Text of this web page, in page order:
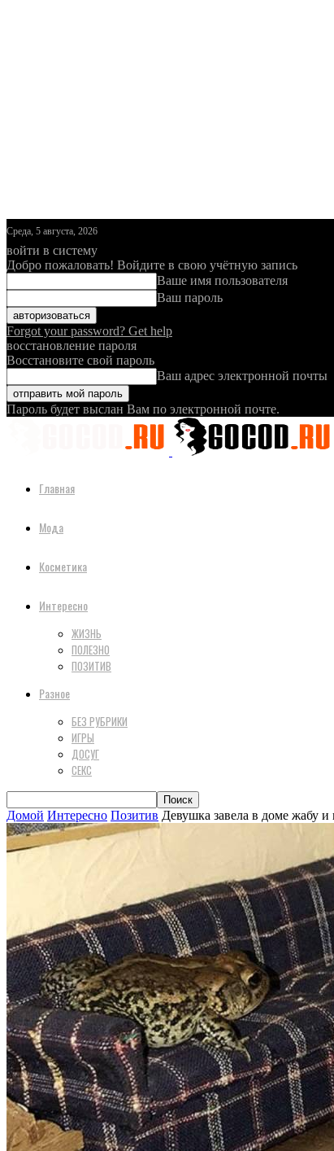
Среда, 5 августа, 2026
войти в систему
Добро пожаловать! Войдите в свою учётную запись
Ваше имя пользователя
Ваш пароль
Forgot your password? Get help
восстановление пароля
Восстановите свой пароль
Ваш адрес электронной почты
Пароль будет выслан Вам по электронной почте.
Главная
Мода
Косметика
Интересно
ЖИЗНЬ
ПОЛЕЗНО
ПОЗИТИВ
Разное
БЕЗ РУБРИКИ
ИГРЫ
ДОСУГ
СЕКС
Домой Интересно Позитив Девушка завела в доме жабу и